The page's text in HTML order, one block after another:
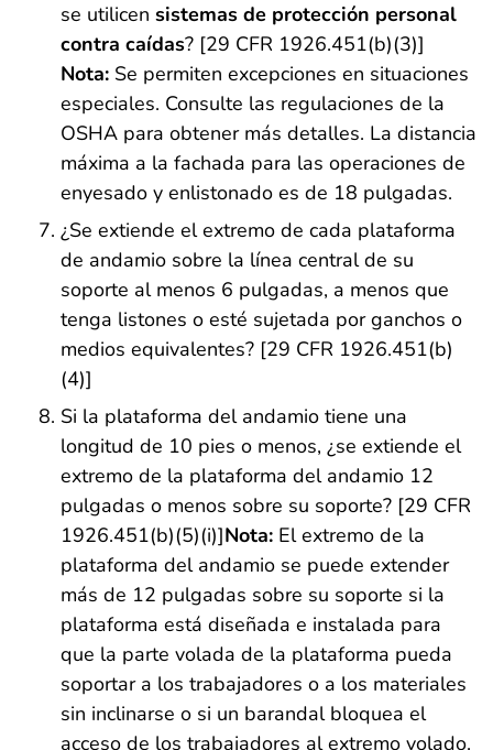
se utilicen sistemas de protección personal
contra caídas? [29 CFR 1926.451(b)(3)]
Nota: Se permiten excepciones en situaciones
especiales. Consulte las regulaciones de la
OSHA para obtener más detalles. La distancia
máxima a la fachada para las operaciones de
enyesado y enlistonado es de 18 pulgadas.
¿Se extiende el extremo de cada plataforma
de andamio sobre la línea central de su
soporte al menos 6 pulgadas, a menos que
tenga listones o esté sujetada por ganchos o
medios equivalentes? [29 CFR 1926.451(b)
(4)]
Si la plataforma del andamio tiene una
longitud de 10 pies o menos, ¿se extiende el
extremo de la plataforma del andamio 12
pulgadas o menos sobre su soporte? [29 CFR
1926.451(b)(5)(i)]Nota: El extremo de la
plataforma del andamio se puede extender
más de 12 pulgadas sobre su soporte si la
plataforma está diseñada e instalada para
que la parte volada de la plataforma pueda
soportar a los trabajadores o a los materiales
sin inclinarse o si un barandal bloquea el
acceso de los trabajadores al extremo volado.